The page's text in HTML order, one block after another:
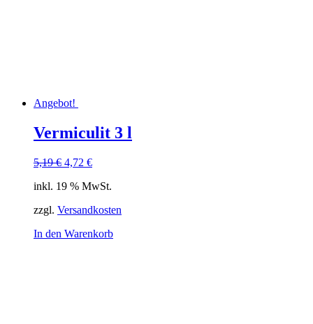
Angebot!
Vermiculit 3 l
5,19€ Ursprünglicher
war:
4,72 €Aktueller
ist:
inkl. 19 % MwSt.
zzgl. Versandkosten
In den Warenkorb